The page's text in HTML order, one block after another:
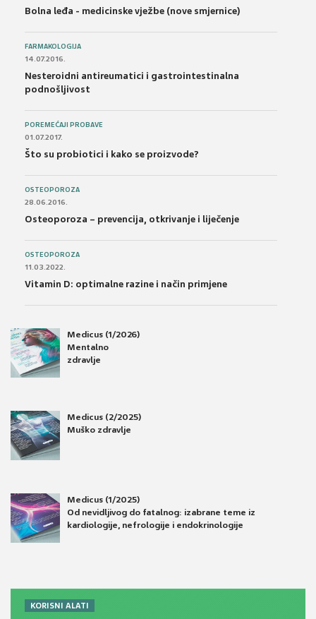
Bolna leđa - medicinske vježbe (nove smjernice)
FARMAKOLOGIJA
14.07.2016.
Nesteroidni antireumatici i gastrointestinalna
podnošljivost
POREMEĆAJI PROBAVE
01.07.2017.
Što su probiotici i kako se proizvode?
OSTEOPOROZA
28.06.2016.
Osteoporoza – prevencija, otkrivanje i liječenje
OSTEOPOROZA
11.03.2022.
Vitamin D: optimalne razine i način primjene
Medicus (1/2026)
Mentalno
zdravlje
Medicus (2/2025)
Muško zdravlje
Medicus (1/2025)
Od nevidljivog do fatalnog: izabrane teme iz
kardiologije, nefrologije i endokrinologije
KORISNI ALATI